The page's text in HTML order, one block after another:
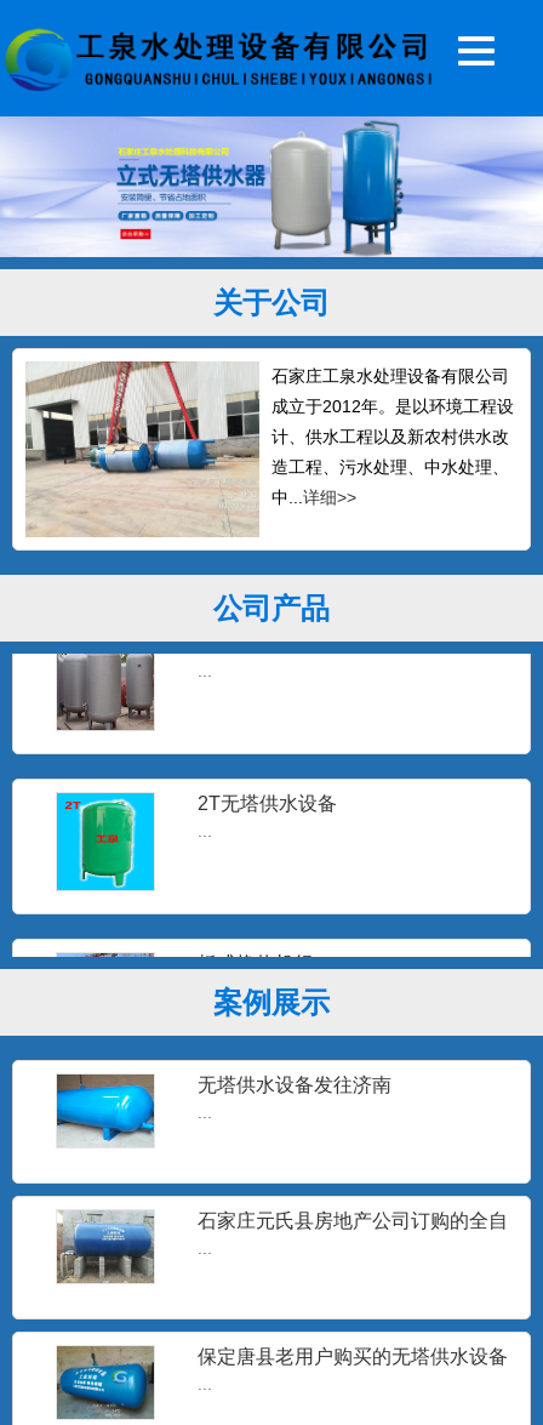
关于公司
石家庄工泉水处理设备有限公司
成立于2012年。是以环境工程设
计、供水工程以及新农村供水改
造工程、污水处理、中水处理、
中...详细>>
公司产品
20T无塔供水器
...
5T无塔供水设备
...
全自动无塔供水设备
石家庄工泉公司生产的无塔供水设备，全
自动无塔供水器常年销往北...
2T无塔供水设备
板式换热机组
无塔供水器
流井水除砂器销往地区有：...
案例展示
无塔供水设备发往济南
...
石家庄元氏县房地产公司订购的全自
...
保定唐县老用户购买的无塔供水设备
...